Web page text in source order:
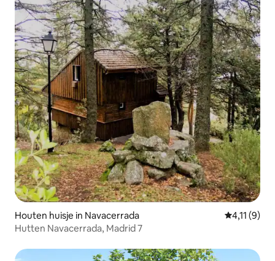
Houten huisje in Navacerrada
4,11 (9)
Hutten Navacerrada, Madrid 7